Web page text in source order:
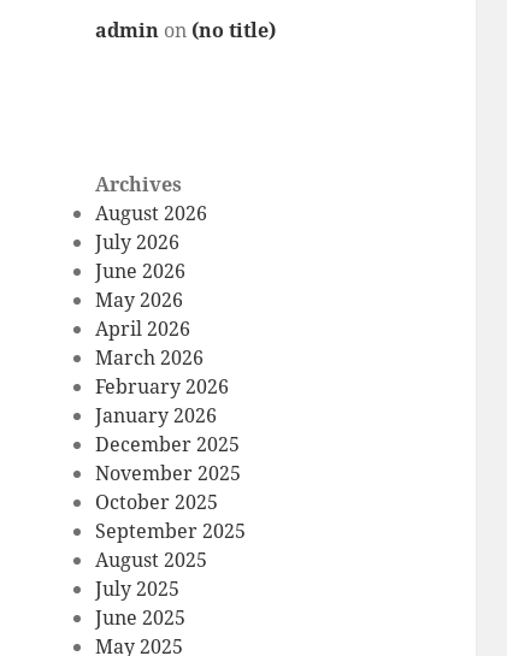
admin on (no title)
Archives
August 2026
July 2026
June 2026
May 2026
April 2026
March 2026
February 2026
January 2026
December 2025
November 2025
October 2025
September 2025
August 2025
July 2025
June 2025
May 2025